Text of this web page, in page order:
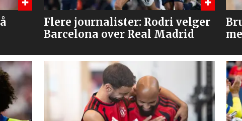
Bruno og Cunha, men venter
med Tielemans?